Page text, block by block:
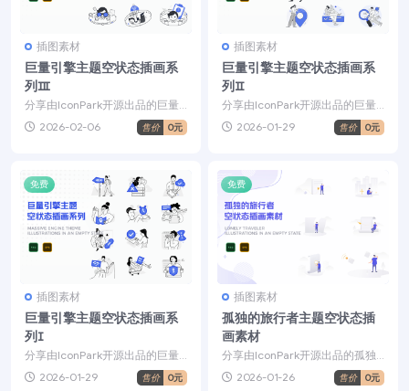
插图素材
巨量引擎主题空状态插画系
列Ⅲ
分享由IconPark开源出品的巨量
引擎主题插画系列素材，整体配
色以灰色为主，并...
2026-02-06 售价 0元
插图素材
巨量引擎主题空状态插画系
列Ⅱ
分享由IconPark开源出品的巨量
引擎主题插画系列素材，整体配
色以灰色为主，并...
2026-01-29 售价 0元
免费
插图素材
巨量引擎主题空状态插画系
列Ⅰ
分享由IconPark开源出品的巨量
引擎主题插画系列素材，整体配
色以灰色为主，并...
2026-01-29 售价 0元
免费
插图素材
孤独的旅行者主题空状态插
画素材
分享由IconPark开源出品的孤独
的旅行者主题插画素材，以极简
清爽的视觉风格，...
2026-01-26 售价 0元